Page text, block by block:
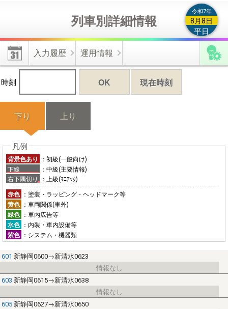
列車別詳細情報
令和7年
8月8日
平日
入力履歴 運用情報
時刻 OK 現在時刻
下り 上り
背景色あり
：初級(一般向け)
下線
：中級(主要情報)
右下隅切り
：上級(ﾏﾆｱｯｸ)
赤色 ：塗装・ラッピング・ヘッドマーク等
黄色 ：車両関係(車外)
緑色 ：車内広告等
水色 ：内装・車内設備等
紫色 ：システム・機器類
601 新静岡0600→新清水0623
603 新静岡0615→新清水0638
605 新静岡0627→新清水0650